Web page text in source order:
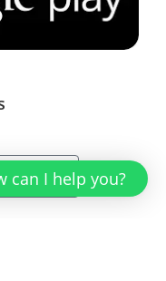
can I help you?